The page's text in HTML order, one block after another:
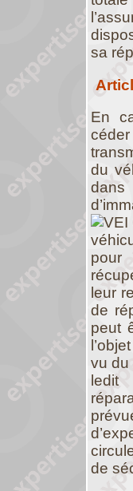
sa
En
du
leur
de
peut
vu du
de